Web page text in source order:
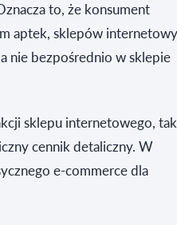
to, że konsument
aptek, sklepów
nie bezpośrednio w sklepie
sklepu internetowego,
cennik detaliczny. W
e-commerce dla